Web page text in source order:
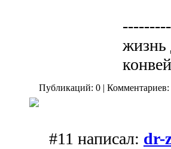
жизнь
Публикаций: 0 | Комментариев:
#11 написал: dr-